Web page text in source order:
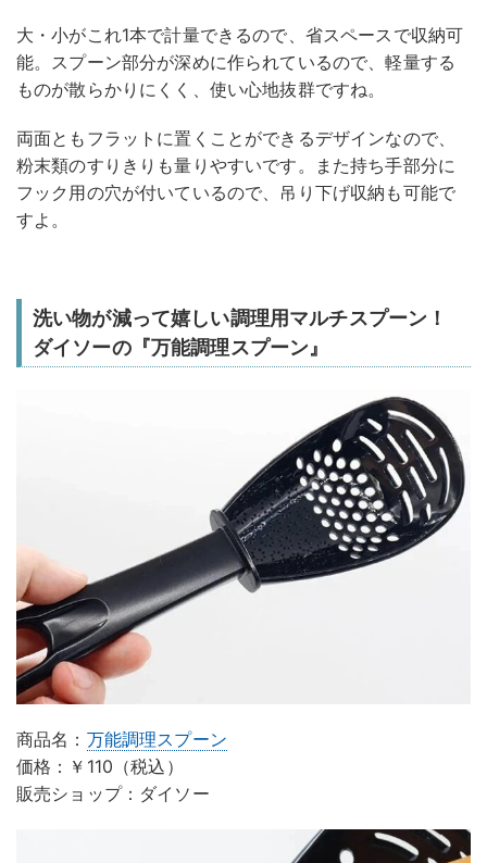
大・小がこれ1本で計量できるので、省スペースで収納可
能。スプーン部分が深めに作られているので、軽量する
ものが散らかりにくく、使い心地抜群ですね。
両面ともフラットに置くことができるデザインなので、
粉末類のすりきりも量りやすいです。また持ち手部分に
フック用の穴が付いているので、吊り下げ収納も可能で
すよ。
洗い物が減って嬉しい調理用マルチスプーン！
ダイソーの『万能調理スプーン』
商品名： 万能調理スプーン
価格：￥110（税込）
販売ショップ：ダイソー